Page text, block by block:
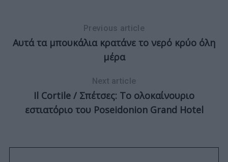
Previous article
Αυτά τα μπουκάλια κρατάνε το νερό κρύο όλη
μέρα
Next article
Il Cortile / Σπέτσες: Το ολοκαίνουριο
εστιατόριο του Poseidonion Grand Hotel